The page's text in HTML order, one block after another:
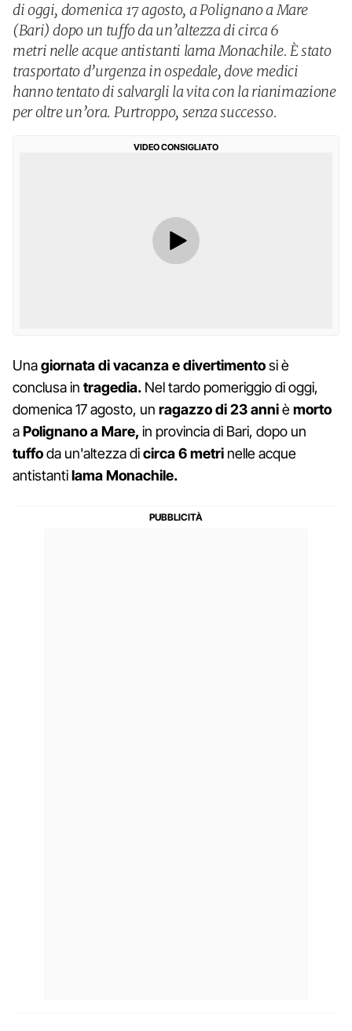
di oggi, domenica 17 agosto, a Polignano a Mare
(Bari) dopo un tuffo da un’altezza di circa 6
metri nelle acque antistanti lama Monachile. È stato
trasportato d’urgenza in ospedale, dove medici
hanno tentato di salvargli la vita con la rianimazione
per oltre un’ora. Purtroppo, senza successo.
VIDEO CONSIGLIATO
Unagiornata di vacanza e divertimentosi è
conclusa in tragedia. Nel tardo pomeriggio di oggi,
domenica 17 agosto, un ragazzo di 23 annièmorto
aPolignano a Mare, in provincia di Bari, dopo un
tuffoda un'altezza dicirca 6 metri nelle acque
antistantilama Monachile.